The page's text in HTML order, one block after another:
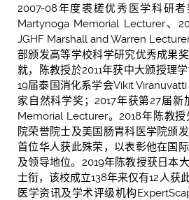
2007-08年度裘槎优秀医学科研
Martynoga Memorial Lecturer、
JGHF Marshall and Warren
部颁发高等学校科学研究优秀成果
就，陈教授於2011年获中大颁授理
19届泰国消化系学会Vikit
家自然科学奖；2017年获第27届新
Memorial Lecturer。2018年陈教
院荣誉院士及美国肠胃科医学院颁
首位华人获此殊荣，以表彰他在国
及领导地位。2019年陈教授获日本
士衔，该校成立138年来仅有12人获
医学资讯及学术评级机构